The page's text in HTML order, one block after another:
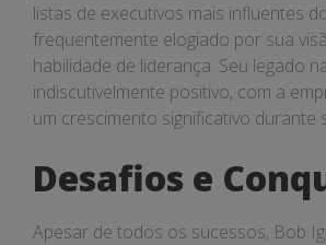
listas de executivos mais influentes
frequentemente elogiado por sua
habilidade de liderança. Seu legado
indiscutivelmente positivo, com a
um crescimento significativo durante
Desafios e
Apesar de todos os sucessos, Bob